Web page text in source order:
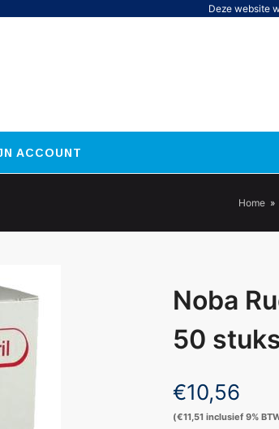
Deze website
ACCOUNT
Home »
Noba
50
€10,56
(€11,51 inclusief 9%